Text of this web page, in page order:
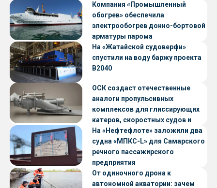
Компания «Промышленный
обогрев» обеспечила
электрообогрев донно-бортовой
арматуры парома
«Петропавловск» проекта CNF22
На «Жатайской судоверфи»
спустили на воду баржу проекта
В2040
ОСК создаст отечественные
аналоги пропульсивных
комплексов для глиссирующих
катеров, скоростных судов и
судов с малой осадкой
На «Нефтефлоте» заложили два
судна «МПКС-L» для Самарского
речного пассажирского
предприятия
От одиночного дрона к
автономной акватории: зачем